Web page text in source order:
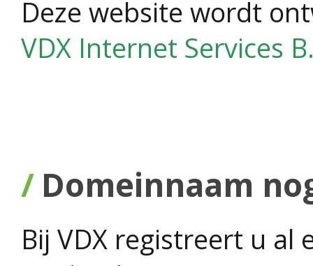
Deze website wordt
VDX Internet Services
Domeinnaam
Bij VDX registreert u al